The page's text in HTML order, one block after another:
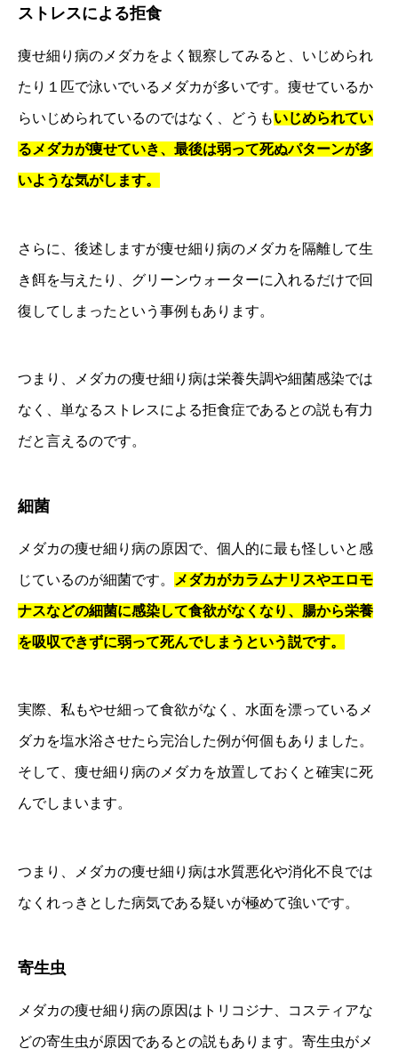
ストレスによる拒食
痩せ細り病のメダカをよく観察してみると、いじめられ
たり１匹で泳いでいるメダカが多いです。痩せているか
らいじめられているのではなく、どうもいじめられてい
るメダカが痩せていき、最後は弱って死ぬパターンが多
いような気がします。
さらに、後述しますが痩せ細り病のメダカを隔離して生
き餌を与えたり、グリーンウォーターに入れるだけで回
復してしまったという事例もあります。
つまり、メダカの痩せ細り病は栄養失調や細菌感染では
なく、単なるストレスによる拒食症であるとの説も有力
だと言えるのです。
細菌
メダカの痩せ細り病の原因で、個人的に最も怪しいと感
じているのが細菌です。 メダカがカラムナリスやエロモ
ナスなどの細菌に感染して食欲がなくなり、腸から栄養
を吸収できずに弱って死んでしまうという説です。
実際、私もやせ細って食欲がなく、水面を漂っているメ
ダカを塩水浴させたら完治した例が何個もありました。
そして、痩せ細り病のメダカを放置しておくと確実に死
んでしまいます。
つまり、メダカの痩せ細り病は水質悪化や消化不良では
なくれっきとした病気である疑いが極めて強いです。
寄生虫
メダカの痩せ細り病の原因はトリコジナ、コスティアな
どの寄生虫が原因であるとの説もあります。寄生虫がメ